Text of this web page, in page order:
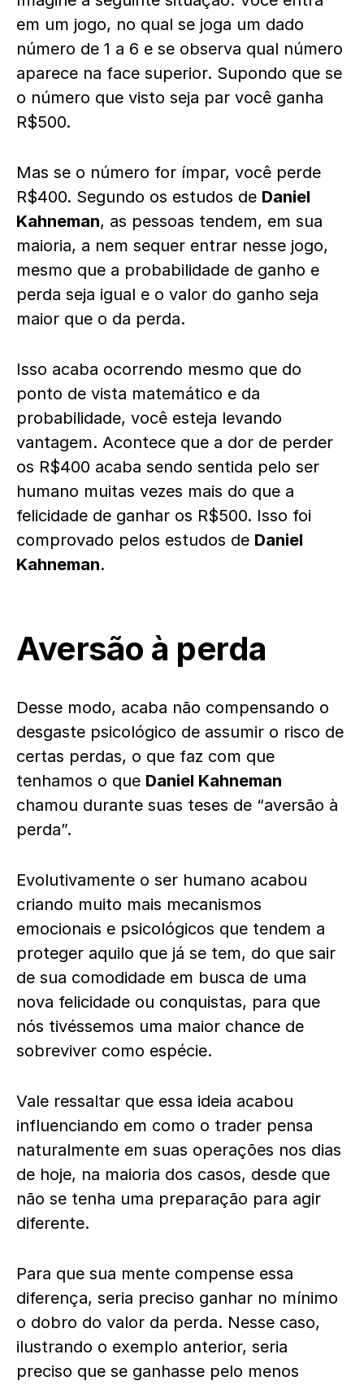
em um jogo, no qual se joga um dado
número de 1 a 6 e se observa qual número
aparece na face superior. Supondo que se
o número que visto seja par você ganha
R$500.
Mas se o número for ímpar, você perde
R$400. Segundo os estudos de Daniel
Kahneman, as pessoas tendem, em sua
maioria, a nem sequer entrar nesse jogo,
mesmo que a probabilidade de ganho e
perda seja igual e o valor do ganho seja
maior que o da perda.
Isso acaba ocorrendo mesmo que do
ponto de vista matemático e da
probabilidade, você esteja levando
vantagem. Acontece que a dor de perder
os R$400 acaba sendo sentida pelo ser
humano muitas vezes mais do que a
felicidade de ganhar os R$500. Isso foi
comprovado pelos estudos de Daniel
Kahneman.
Aversão à perda
Desse modo, acaba não compensando o
desgaste psicológico de assumir o risco de
certas perdas, o que faz com que
tenhamos o que Daniel Kahneman
chamou durante suas teses de “aversão à
perda”.
Evolutivamente o ser humano acabou
criando muito mais mecanismos
emocionais e psicológicos que tendem a
proteger aquilo que já se tem, do que sair
de sua comodidade em busca de uma
nova felicidade ou conquistas, para que
nós tivéssemos uma maior chance de
sobreviver como espécie.
Vale ressaltar que essa ideia acabou
influenciando em como o trader pensa
naturalmente em suas operações nos dias
de hoje, na maioria dos casos, desde que
não se tenha uma preparação para agir
diferente.
Para que sua mente compense essa
diferença, seria preciso ganhar no mínimo
o dobro do valor da perda. Nesse caso,
ilustrando o exemplo anterior, seria
preciso que se ganhasse pelo menos